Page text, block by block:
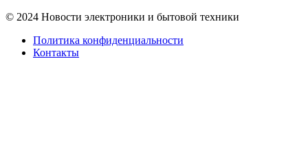
© 2024 Новости электроники и бытовой техники
Политика конфиденциальности
Контакты